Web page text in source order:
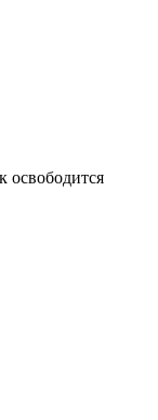
освободится